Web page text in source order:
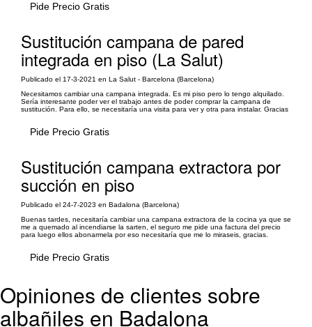
Pide Precio Gratis
Sustitución campana de pared
integrada en piso (La Salut)
Publicado el 17-3-2021 en La Salut - Barcelona (Barcelona)
Necesitamos cambiar una campana integrada. Es mi piso pero lo tengo alquilado.
Sería interesante poder ver el trabajo antes de poder comprar la campana de
sustitución. Para ello, se necesitaría una visita para ver y otra para instalar. Gracias
Pide Precio Gratis
Sustitución campana extractora por
succión en piso
Publicado el 24-7-2023 en Badalona (Barcelona)
Buenas tardes, necesitaría cambiar una campana extractora de la cocina ya que se
me a quemado al incendiarse la sarten, el seguro me pide una factura del precio
para luego ellos abonarmela por eso necesitaría que me lo miraseis, gracias.
Pide Precio Gratis
Opiniones de clientes sobre
albañiles en Badalona